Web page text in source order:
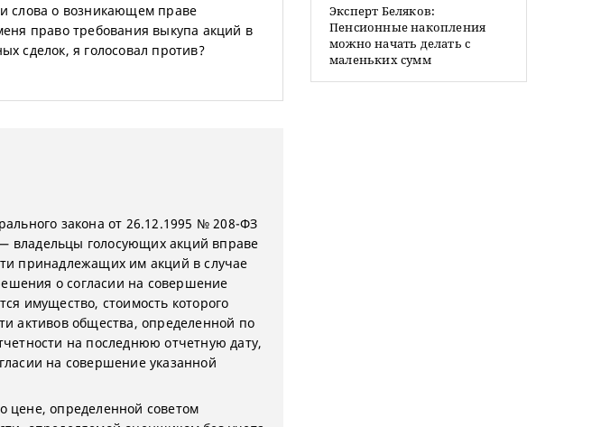
слова о возникающем праве
право требования выкупа акций в
сделок, я голосовал против?
закона от 26.12.1995 № 208-ФЗ
владельцы голосующих акций вправе
принадлежащих им акций в случае
о согласии на совершение
имущество, стоимость которого
активов общества, определенной по
на последнюю отчетную дату,
на совершение указанной
цене, определенной советом
Эксперт Беляков:
Пенсионные накопления
можно начать делать с
маленьких сумм